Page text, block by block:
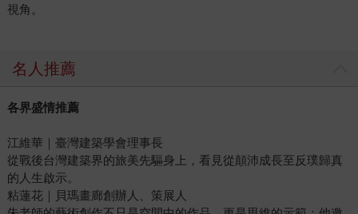
視角。
名人推薦
各界盛情推薦
江維華｜臺灣建築學會理事長
從戰後台灣建築界的旅美先驅身上，看見從顛沛成長至反璞歸真
的人生啟示。
粘蓮花｜貝瑪畫廊創辦人、策展人